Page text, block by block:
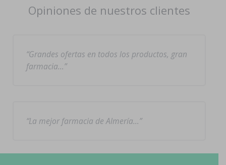
Opiniones de nuestros clientes
Grandes ofertas en todos los productos, gran
farmacia…
La mejor farmacia de Almería…